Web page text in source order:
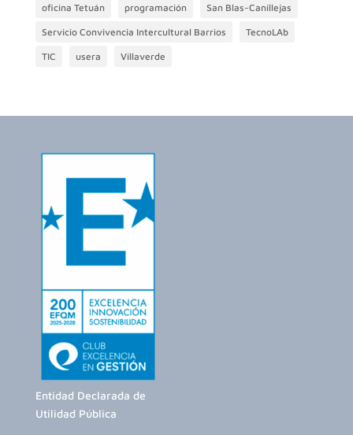
oficina Tetuán programación San Blas-Canillejas
Servicio Convivencia Intercultural Barrios TecnoLAb
TIC usera Villaverde
Entidad Declarada de
Utilidad Pública